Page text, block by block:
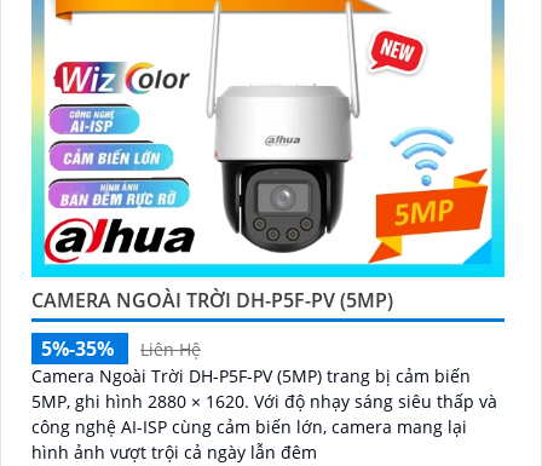
CAMERA NGOÀI TRỜI DH-P5F-PV (5MP)
5%-35%
Liên Hệ
Camera Ngoài Trời DH-P5F-PV (5MP) trang bị cảm biến
5MP, ghi hình 2880 × 1620. Với độ nhạy sáng siêu thấp và
công nghệ AI-ISP cùng cảm biến lớn, camera mang lại
hình ảnh vượt trội cả ngày lẫn đêm